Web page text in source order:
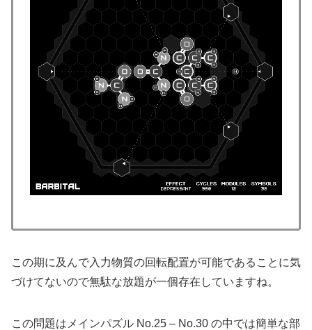
この期に及んで入力物質の回転配置が可能であることに気
づけてないので無駄な放題が一個存在していますね。
この問題はメインパズル No.25 – No.30 の中では簡単な部